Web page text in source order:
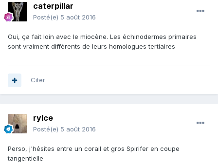
caterpillar
Posté(e) 5 août 2016
Oui, ça fait loin avec le miocène. Les échinodermes primaires
sont vraiment différents de leurs homologues tertiaires
Citer
rylce
Posté(e) 5 août 2016
Perso, j'hésites entre un corail et gros Spirifer en coupe
tangentielle